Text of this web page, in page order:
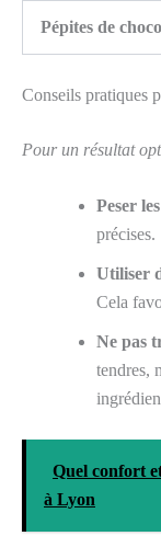
Pépites de
Conseils pratiques
Pour un résultat
Peser
précises.
Utiliser
Cela
Ne pas
tendres,
Quel confort
à Lyon